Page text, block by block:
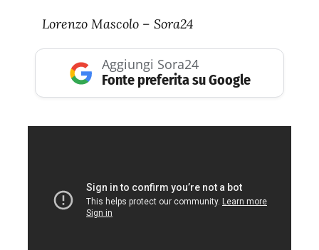
Lorenzo Mascolo – Sora24
Aggiungi Sora24
Fonte preferita su Google